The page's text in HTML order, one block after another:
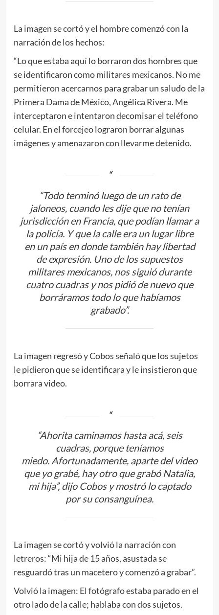
La imagen se cortó y el hombre comenzó con la
narración de los hechos:
“Lo que estaba aquí lo borraron dos hombres que
se identificaron como militares mexicanos. No me
permitieron acercarnos para grabar un saludo de la
Primera Dama de México, Angélica Rivera. Me
interceptaron e intentaron decomisar el teléfono
celular. En el forcejeo lograron borrar algunas
imágenes y amenazaron con llevarme detenido.
“Todo terminó luego de un rato de
jaloneos, cuando les dije que no tenían
jurisdicción en Francia, que podían llamar a
la policía. Y que la calle era un lugar libre
en un país en donde también hay libertad
de expresión. Uno de los supuestos
militares mexicanos, nos siguió durante
cuatro cuadras y nos pidió de nuevo que
borráramos todo lo que habíamos
grabado”.
La imagen regresó y Cobos señaló que los sujetos
le pidieron que se identificara y le insistieron que
borrara video.
“Ahorita caminamos hasta acá, seis
cuadras, porque teníamos
miedo. Afortunadamente, aparte del video
que yo grabé, hay otro que grabó Natalia,
mi hija”, dijo Cobos y mostró lo captado
por su consanguínea.
La imagen se cortó y volvió la narración con
letreros: “Mi hija de 15 años, asustada se
resguardó tras un macetero y comenzó a grabar”.
Volvió la imagen: El fotógrafo estaba parado en el
otro lado de la calle; hablaba con dos sujetos.